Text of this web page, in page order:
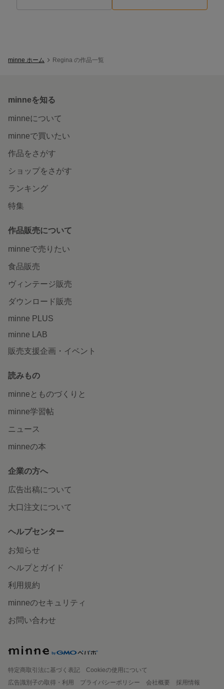
minne ホーム Regina の作品一覧
minneを知る
minneについて
minneで買いたい
作品をさがす
ショップをさがす
ランキング
特集
作品販売について
minneで売りたい
食品販売
ヴィンテージ販売
ダウンロード販売
minne PLUS
minne LAB
販売支援企画・イベント
読みもの
minneとものづくりと
minne学習帖
ニュース
minneの本
企業の方へ
広告出稿について
大口注文について
ヘルプセンター
お知らせ
ヘルプとガイド
利用規約
minneのセキュリティ
お問い合わせ
特定商取引法に基づく表記
Cookieの使用について
広告識別子の取得・利用
プライバシーポリシー 会社概要
採用情報